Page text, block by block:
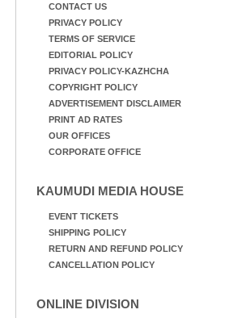
CONTACT US
PRIVACY POLICY
TERMS OF SERVICE
EDITORIAL POLICY
PRIVACY POLICY-KAZHCHA
COPYRIGHT POLICY
ADVERTISEMENT DISCLAIMER
PRINT AD RATES
OUR OFFICES
CORPORATE OFFICE
KAUMUDI MEDIA HOUSE
EVENT TICKETS
SHIPPING POLICY
RETURN AND REFUND POLICY
CANCELLATION POLICY
ONLINE DIVISION